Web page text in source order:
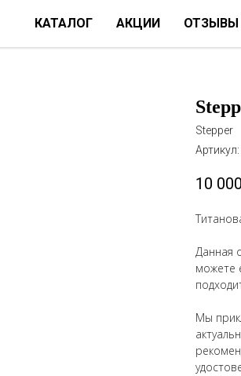
КАТАЛОГ АКЦИИ ОТЗЫВЫ
Stepper
Артикул:
10 000
Данная
можете
Мы